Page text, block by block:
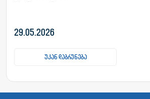
29.05.2026
უკან დაბრუნება